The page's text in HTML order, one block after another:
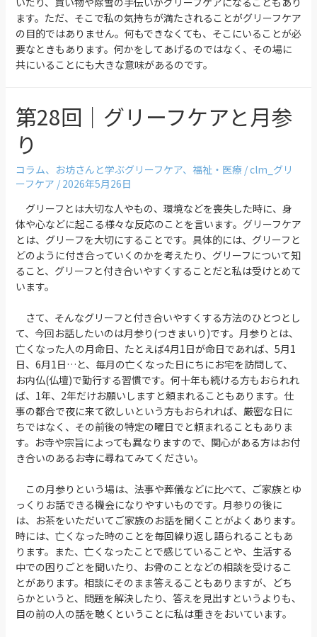
ます。ただ、そこで私の気持ちが満たされることがグリーフケア
の目的ではありません。何もできなくても、そこにいることが必
要なときもあります。何かをしてあげるのではなく、その場に
共にいることにも大きな意味があるのです。
第28回｜グリーフケアと月参
り
コラム、 お坊さんと学ぶグリーフケア、 福祉・医療/clm_グリ
ーフケア / 2026年5月26日
グリーフとは大切な人やもの、環境などを喪失した時に、身
体や心などに起こる様々な反応のことを言います。グリーフケア
とは、グリーフを大切にすることです。具体的には、グリーフと
どのように付き合っていくのかを考えたり、グリーフについて知
ること、グリーフと付き合いやすくすることだと私は受けとめて
います。
さて、そんなグリーフと付き合いやすくする方法のひとつとし
て、今回お話したいのは月参り(つきまいり)です。月参りとは、
亡くなった人の月命日、たとえば4月1日が命日であれば、5月1
日、6月1日…と、毎月の亡くなった日にちにお宅を訪問して、
お内仏(仏壇)で勤行する習慣です。何十年も続ける方もおられれ
ば、1年、2年だけお願いしますと頼まれることもあります。仕
事の都合で夜に来て欲しいという方もおられれば、厳密な日に
ちではなく、その前後の特定の曜日でと頼まれることもありま
す。お寺や宗旨によっても異なりますので、関心がある方はお付
き合いのあるお寺に尋ねてみてください。
この月参りという場は、法事や葬儀などに比べて、ご家族とゆ
っくりお話できる機会になりやすいものです。月参りの後に
は、お茶をいただいてご家族のお話を聞くことがよくあります。
時には、亡くなった時のことを毎回繰り返し語られることもあ
ります。また、亡くなったことで感じていることや、生活する
中での困りごとを聞いたり、お骨のことなどの相談を受けるこ
とがあります。相談にそのまま答えることもありますが、どち
らかというと、問題を解決したり、答えを見出すというよりも、
目の前の人の話を聴くということに私は重きをおいています。